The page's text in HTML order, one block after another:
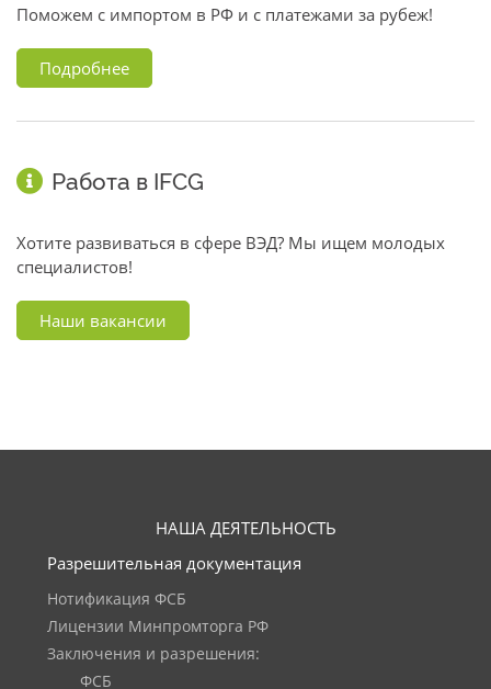
Поможем с импортом в РФ и с платежами за рубеж!
Подробнее
Работа в IFCG
Хотите развиваться в сфере ВЭД? Мы ищем молодых
специалистов!
Наши вакансии
НАША ДЕЯТЕЛЬНОСТЬ
Разрешительная документация
Нотификация ФСБ
Лицензии Минпромторга РФ
Заключения и разрешения:
ФСБ